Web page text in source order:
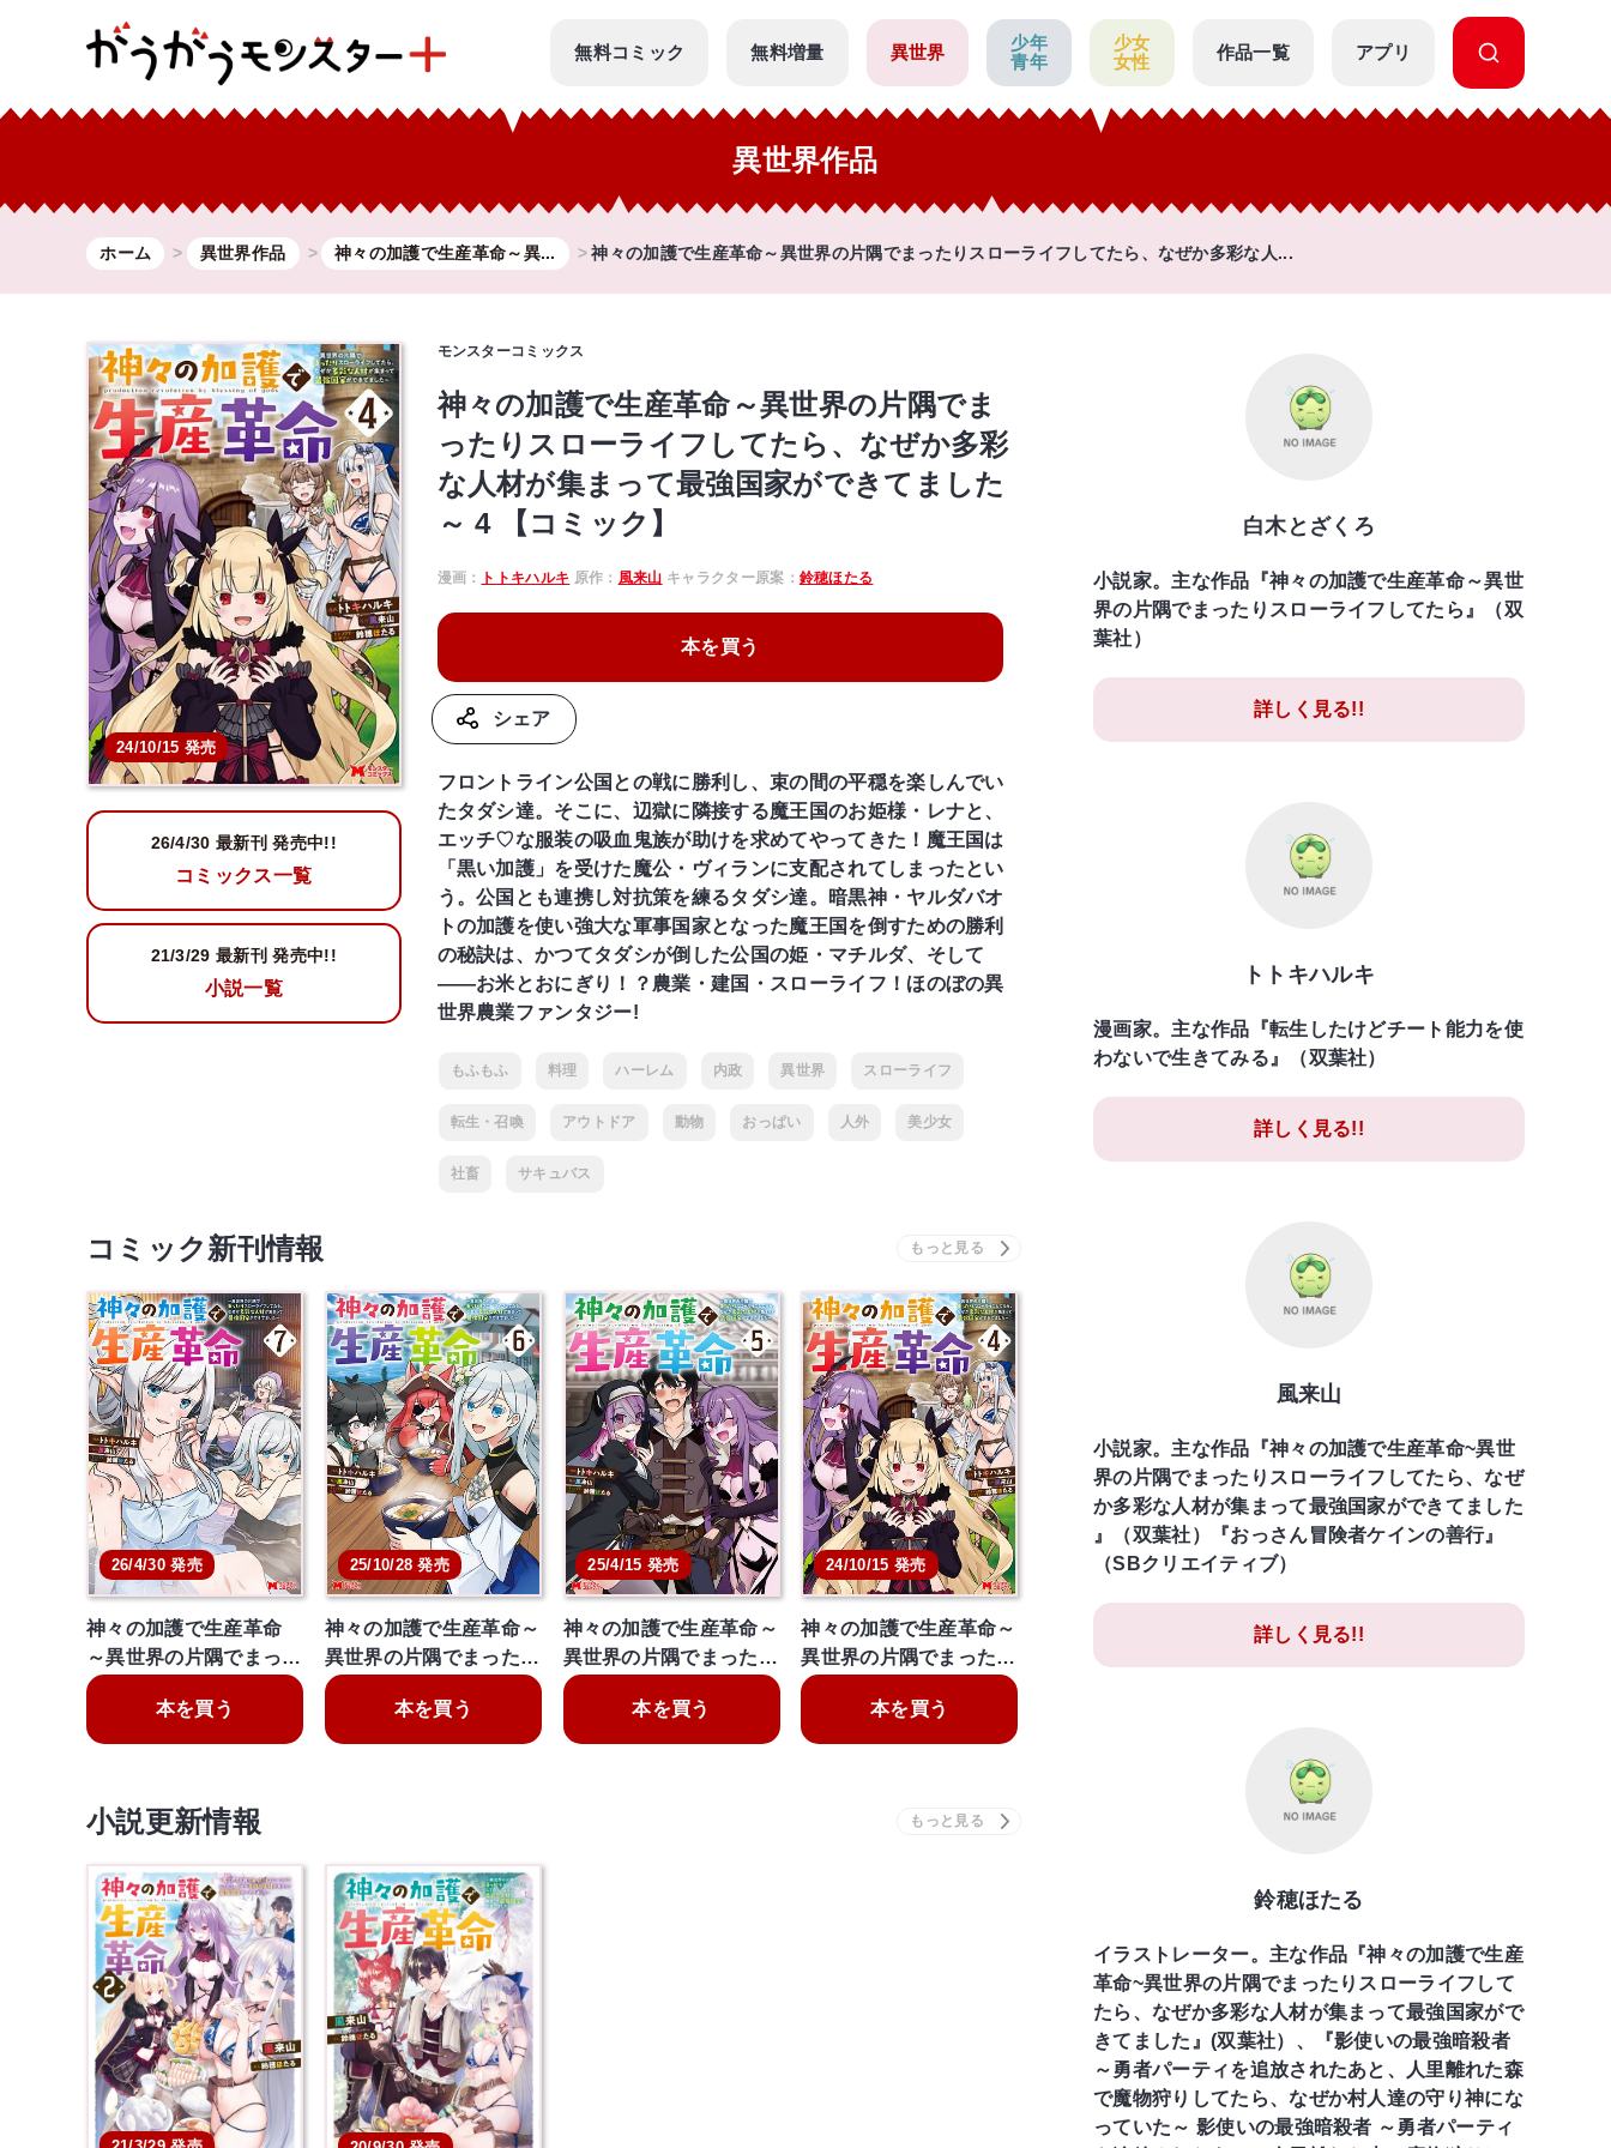
無料コミック 無料増量 異世界
少年
青年
少女
女性
作品一覧 アプリ
異世界作品
ホーム 異世界作品 神々の加護で生産革命～異... 神々の加護で生産革命～異世界の片隅でまったりスローライフしてたら、なぜか多彩な人...
24/10/15 発売
26/4/30 最新刊 発売中!!
コミックス一覧
21/3/29最新刊 発売中!!
小説一覧
モンスターコミックス
神々の加護で生産革命～異世界の片隅でま
ったりスローライフしてたら、なぜか多彩
な人材が集まって最強国家ができてました
～ 4 【コミック】
漫画： トトキハルキ 原作： 風来山 キャラクター原案： 鈴穂ほたる
本を買う
シェア
フロントライン公国との戦に勝利し、束の間の平穏を楽しんでい
たタダシ達。そこに、辺獄に隣接する魔王国のお姫様・レナと、
エッチ♡な服装の吸血鬼族が助けを求めてやってきた！魔王国は
「黒い加護」を受けた魔公・ヴィランに支配されてしまったとい
う。公国とも連携し対抗策を練るタダシ達。暗黒神・ヤルダバオ
トの加護を使い強大な軍事国家となった魔王国を倒すための勝利
の秘訣は、かつてタダシが倒した公国の姫・マチルダ、そして
――お米とおにぎり！？農業・建国・スローライフ！ほのぼの異
世界農業ファンタジー!
もふもふ 料理 ハーレム 内政 異世界 スローライフ
転生・召喚 アウトドア 動物 おっぱい 人外 美少女
社畜 サキュバス
コミック新刊情報
26/4/30 発売
神々の加護で生産革命
～異世界の片隅でまっ…
本を買う
25/10/28 発売
神々の加護で生産革命～
異世界の片隅でまった…
本を買う
25/4/15 発売
神々の加護で生産革命～
異世界の片隅でまった…
本を買う
24/10/15 発売
神々の加護で生産革命～
異世界の片隅でまった…
本を買う
小説更新情報
白木とざくろ
小説家。主な作品『神々の加護で生産革命～異世
界の片隅でまったりスローライフしてたら』（双
葉社）
詳しく見る!!
トトキハルキ
漫画家。主な作品『転生したけどチート能力を使
わないで生きてみる』（双葉社）
詳しく見る!!
風来山
小説家。主な作品『神々の加護で生産革命~異世
界の片隅でまったりスローライフしてたら、なぜ
か多彩な人材が集まって最強国家ができてました
』（双葉社）『おっさん冒険者ケインの善行』
（SBクリエイティブ）
詳しく見る!!
鈴穂ほたる
イラストレーター。主な作品『神々の加護で生産
革命~異世界の片隅でまったりスローライフして
たら、なぜか多彩な人材が集まって最強国家がで
きてました』(双葉社）、『影使いの最強暗殺者
～勇者パーティを追放されたあと、人里離れた森
で魔物狩りしてたら、なぜか村人達の守り神にな
っていた～ 影使いの最強暗殺者 ～勇者パーティ